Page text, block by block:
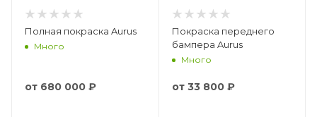
Полная покраска Aurus
Много
от 680 000 ₽
Покраска переднего
бампера Aurus
Много
от 33 800 ₽